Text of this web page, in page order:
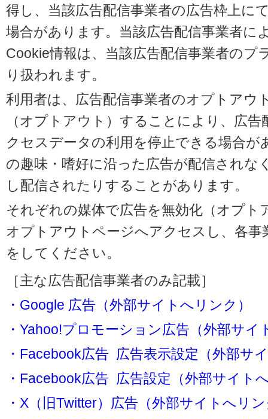
得し、当該広告配信事業者の広告枠上に
場合があります。当該広告配信事業者に
Cookie情報は、当該広告配信事業者のプ
り扱われます。
利用者は、広告配信事業者のオプトアウ
（オプトアウト）することにより、広
クセスデータの利用を停止できる場合が
の趣味・嗜好に沿った広告が配信されな
し配信されたりすることがあります。
それぞれの媒体で広告を無効化（オプト
オプトアウトページへアクセスし、各
をしてください。
［主な広告配信事業者のみ記載］
・Google 広告（外部サイトへリンク）
・Yahoo!プロモーション広告（外部サイ
・Facebook広告 広告表示設定（外部サ
・Facebook広告 広告設定（外部サイト
・X（旧Twitter）広告（外部サイトへリ